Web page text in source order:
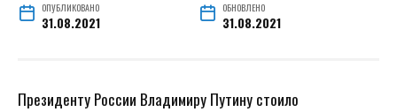
ОПУБЛИКОВАНО
31.08.2021
ОБНОВЛЕНО
31.08.2021
Президенту России Владимиру Путину стоило